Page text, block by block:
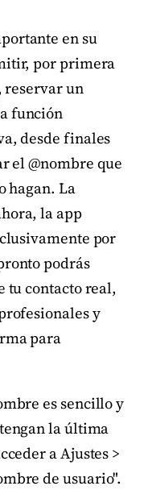
en su
por primera
reservar un
función
desde finales
el @nombre que
hagan. La
la app
por
podrás
tu contacto real,
y
para
es sencillo y
la última
a Ajustes >
de usuario".